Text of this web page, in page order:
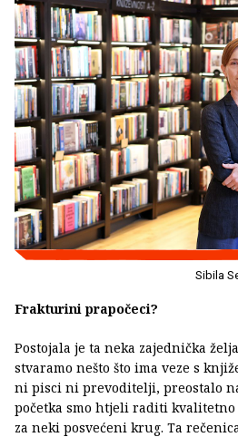
Sibila
Frakturini prapočeci?
Postojala je ta neka zajednička
stvaramo nešto što ima veze s
ni pisci ni prevoditelji, preostalo
početka smo htjeli raditi
za neki posvećeni krug. Ta